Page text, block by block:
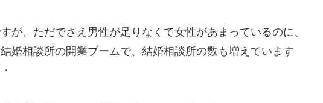
が、ただでさえ男性が足りなくて女性があまっているのに、
婚相談所の開業ブームで、結婚相談所の数も増えています